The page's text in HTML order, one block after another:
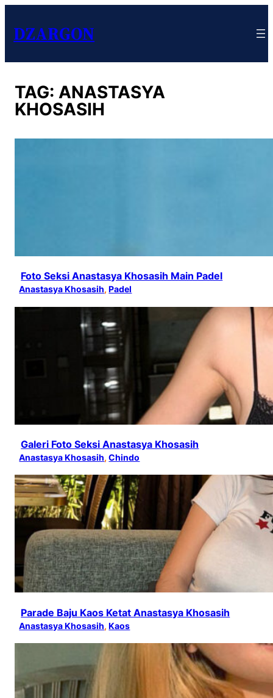
DZARGON
TAG:ANASTASYA
KHOSASIH
Foto Seksi Anastasya Khosasih Main Padel
Anastasya Khosasih, Padel
Galeri Foto Seksi Anastasya Khosasih
Anastasya Khosasih, Chindo
Parade Baju Kaos Ketat Anastasya Khosasih
Anastasya Khosasih, Kaos